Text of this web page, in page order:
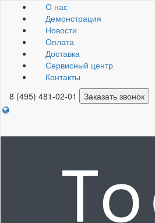
О нас
Демонстрация
Новости
Оплата
Доставка
Сервисный центр
Контакты
8 (495) 481-02-01
Заказать звонок